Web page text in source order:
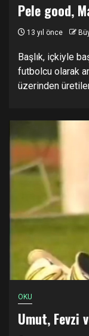
Pele good,
13 yıl önce
Başlık, içkiyle
futbolcu olarak
üzerinden
OKU
Umut, Fevzi